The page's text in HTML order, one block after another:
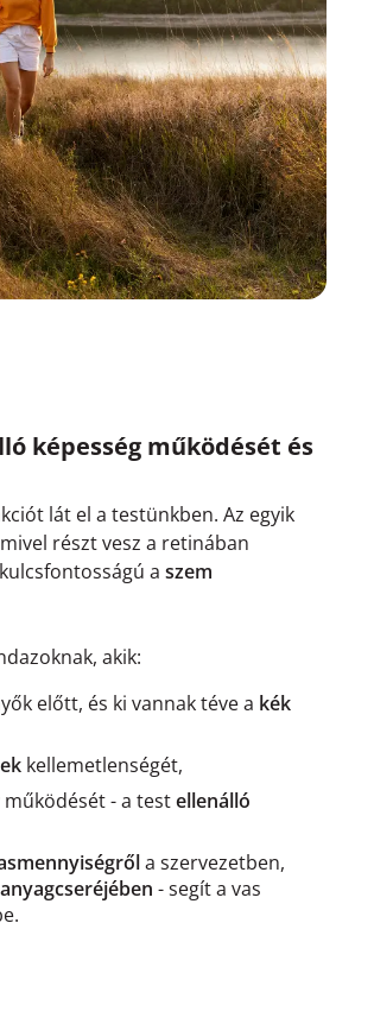
képesség működését és
lát el a testünkben. Az egyik
részt vesz a retinában
a szem
akik:
előtt, és ki vannak téve a kék
kellemetlenségét,
működését - a testellenálló
a szervezetben,
anyagcseréjében - segít a vas